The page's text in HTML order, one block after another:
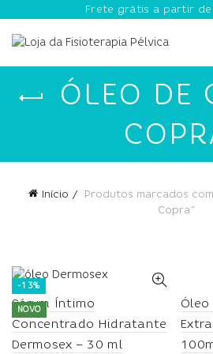
Frete grátis a partir de
ÓLEO DE
Início
Produtos marcados
Copra”
-13%
NOVO
Sérum Íntimo
Concentrado Hidratante
Dermosex – 30 ml
Óleo